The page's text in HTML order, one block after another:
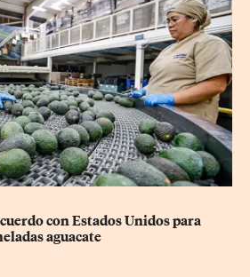
con Estados Unidos para
aguacate